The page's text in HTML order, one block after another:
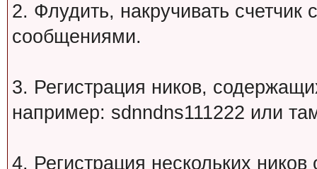
2. Флудить, накручивать
сообщениями.
3. Регистрация ников,
например: sdnndns111222 или
4. Регистрация нескольких